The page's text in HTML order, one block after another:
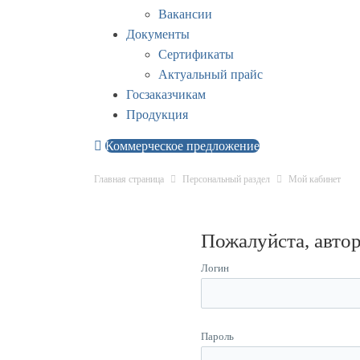
Вакансии
Документы
Сертификаты
Актуальный прайс
Госзаказчикам
Продукция
Коммерческое предложение
Главная страница Персональный раздел Мой кабинет
Пожалуйста,
Логин
Пароль